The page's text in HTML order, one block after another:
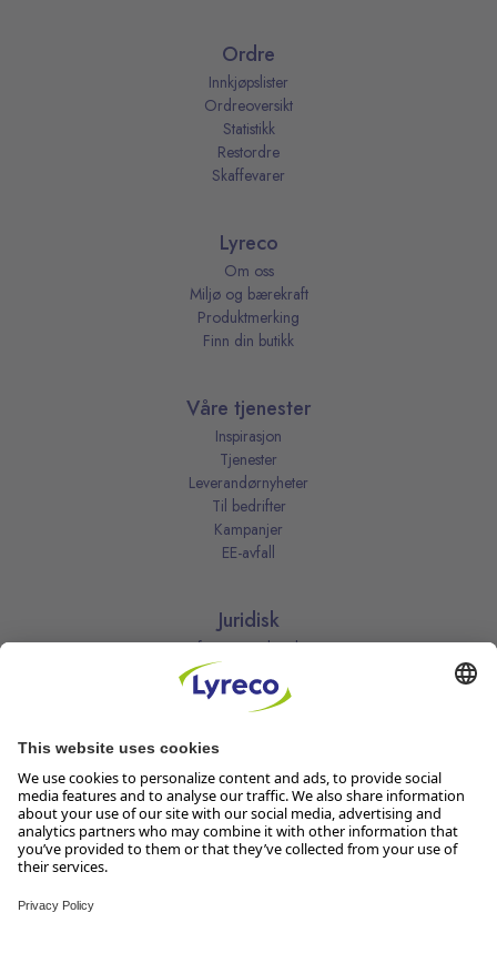
Ordre
Innkjøpslister
Ordreoversikt
Statistikk
Restordre
Skaffevarer
Lyreco
Om oss
Miljø og bærekraft
Produktmerking
Finn din butikk
Våre tjenester
Inspirasjon
Tjenester
Leverandørnyheter
Til bedrifter
Kampanjer
EE-avfall
Juridisk
Informasjonskapsler
Kjøpsbetingelser
Personvernerklæring
Vilkår
Vilkår for kundeklubben
Åpenhetsloven
Endre dine personvernsinnstillinger